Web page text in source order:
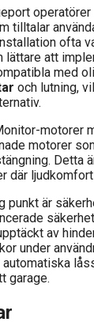
tilltalar
ofta
lättare att
med
och lutning,
motorer
motorer
Detta
där
punkt är
av
under
garage.